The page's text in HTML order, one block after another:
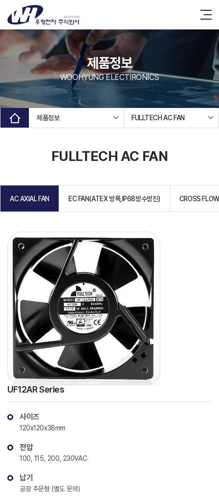
제품정보
WOOHYUNG ELECTIRONICS
제품정보 FULLTECH AC FAN
FULLTECH AC FAN
AC AXIAL FAN EC FAN(ATEX 방폭,IP68방수방진) CROSS
UF12AR Series
사이즈
120x120x38mm
전압
100, 115, 200, 230VAC
납기
공장 주문형 (별도 문의)